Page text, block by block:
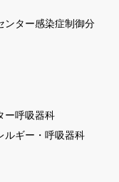
ンター感染症制御分
ー呼吸器科
ルギー・呼吸器科